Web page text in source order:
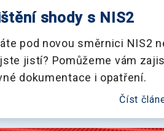
shody s NIS2
pod novou směrnici NIS2
jistí? Pomůžeme vám
dokumentace i opatření.
Číst